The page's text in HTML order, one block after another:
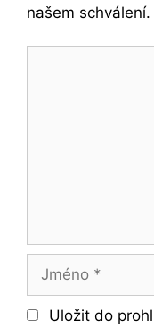
našem schválení.
Jméno
Uložit do